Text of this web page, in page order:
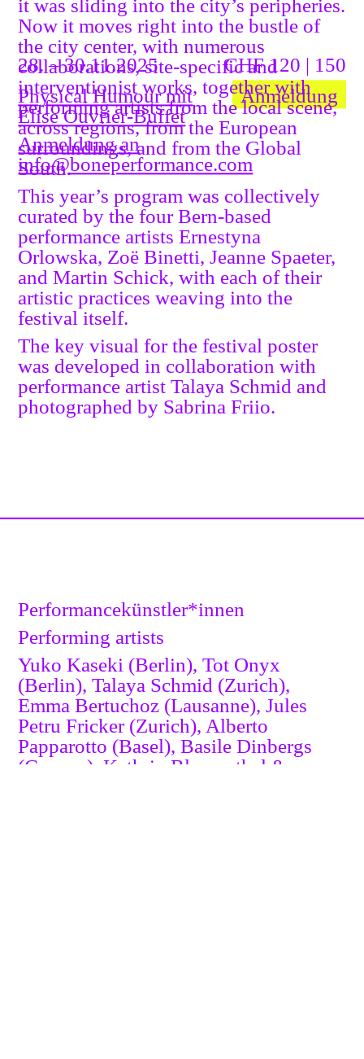
28. – 30.11.2025
CHF 120 | 150
Physical Humour mit
Élise Ouvrier-Buffet
Anmeldung an
info@boneperformance.com
Anmeldung
it was sliding into the city’s peripheries.
Now it moves right into the bustle of
the city center, with numerous
collaborations, site-specific and
interventionist works, together with
performing artists from the local scene,
across regions, from the European
surroundings, and from the Global
South.
This year’s program was collectively
curated by the four Bern-based
performance artists Ernestyna
Orlowska, Zoë Binetti, Jeanne Spaeter,
and Martin Schick, with each of their
artistic practices weaving into the
festival itself.
The key visual for the festival poster
was developed in collaboration with
performance artist Talaya Schmid and
photographed by Sabrina Friio.
Performancekünstler*innen
Performing artists
Yuko Kaseki (Berlin), Tot Onyx
(Berlin), Talaya Schmid (Zurich),
Emma Bertuchoz (Lausanne), Jules
Petru Fricker (Zurich), Alberto
Papparotto (Basel), Basile Dinbergs
(Geneva), Kathrin Blumenthal &